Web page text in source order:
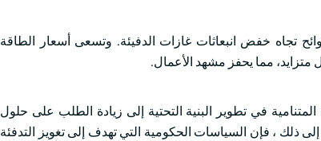
تجاه خفض انبعاثات غازات الدفيئة. وتسعى أسعار الطاقة
مما يحفز مشهد الأعمال.
في تطوير البنية التحتية إلى زيادة الطلب على حلول
ذلك ، فإن السياسات الحكومية التي تهدف إلى تغويز التدفئة